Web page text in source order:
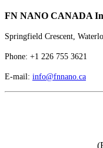
FN NANO CANADA
Springfield Crescent,
Phone: +1 226 755 3621
E-mail: info@fnnano.ca